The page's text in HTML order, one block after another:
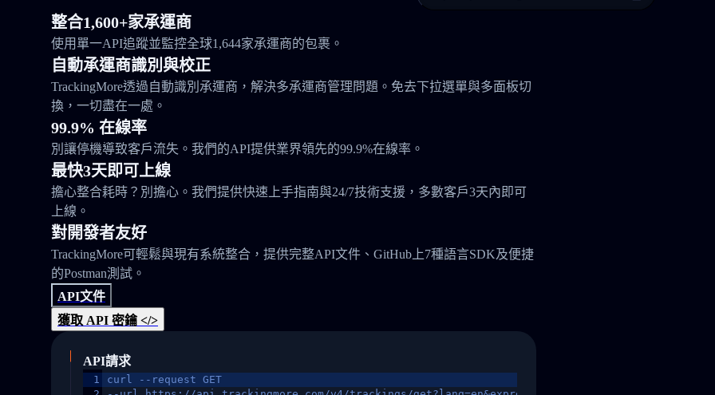
整合1,600+家承運商
使用單一API追蹤並監控全球1,644家承運商的包裹。
自動承運商識別與校正
TrackingMore透過自動識別承運商，解決多承運商管理問題。免去下拉選單與多面板切
換，一切盡在一處。
99.9% 在線率
別讓停機導致客戶流失。我們的API提供業界領先的99.9%在線率。
最快3天即可上線
擔心整合耗時？別擔心。我們提供快速上手指南與24/7技術支援，多數客戶3天內即可
上線。
對開發者友好
TrackingMore可輕鬆與現有系統整合，提供完整API文件、GitHub上7種語言SDK及便捷
的Postman測試。
API文件
獲取 API 密鑰 </>
API請求
1
curl --request GET